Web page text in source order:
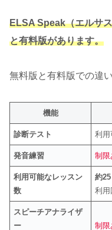
ELSA Speak（エルサ
と有料版があります。
無料版と有料版での違
機能
診断テスト 利用
発音練習 制限
利用可能なレッスン
数
約25
利用
スピーチアナライザ
ー
制限